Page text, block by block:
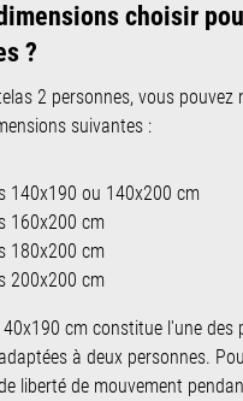
choisir
?
2 personnes, vous
suivantes :
140x190 ou 140x200 cm
160x200 cm
180x200 cm
200x200 cm
cm constitue l'une des
à deux personnes.
liberté de mouvement